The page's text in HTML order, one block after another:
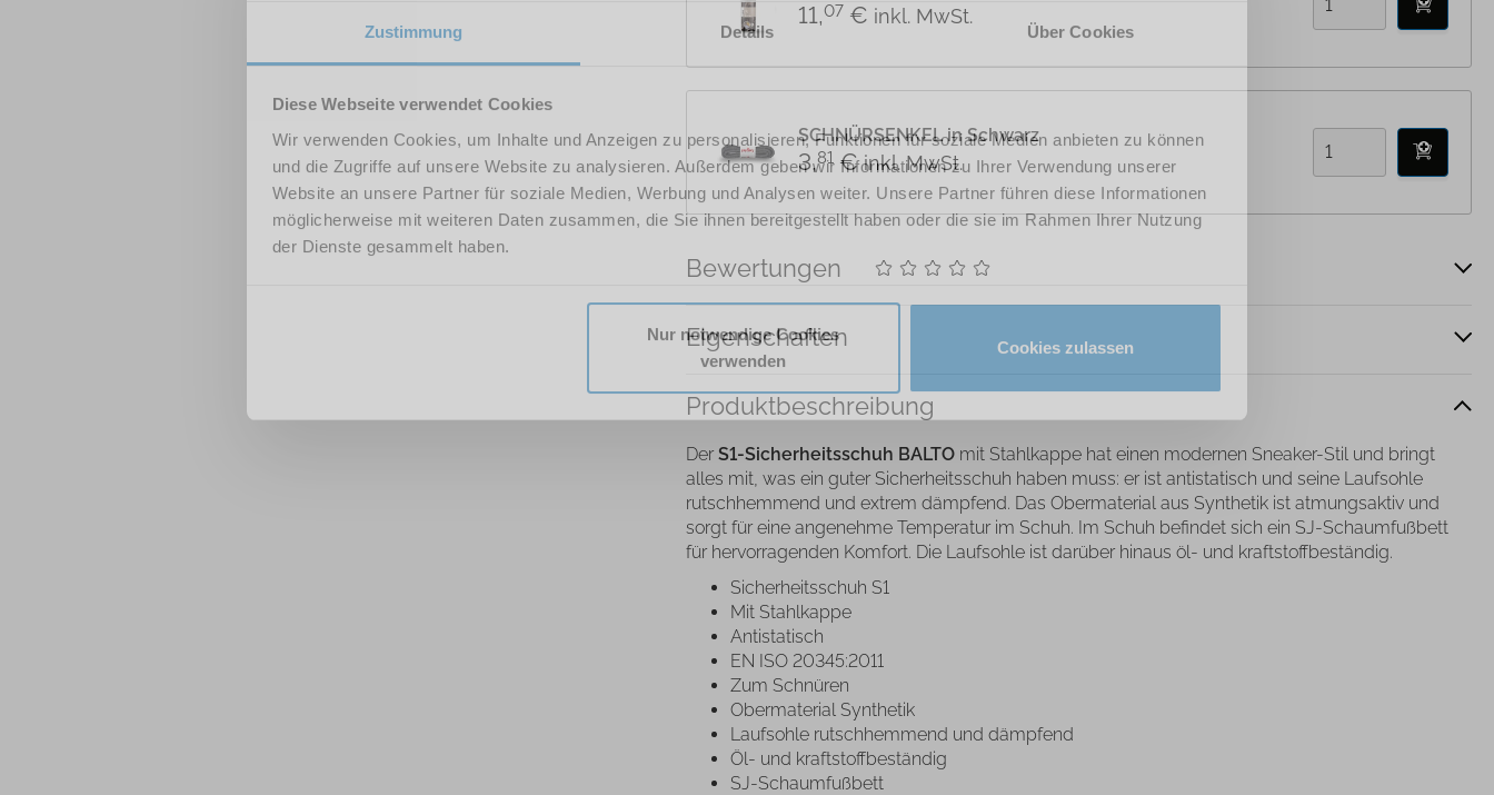
Zustimmung Details Über Cookies
Diese Webseite verwendet Cookies
Wir verwenden Cookies, um Inhalte und Anzeigen zu personalisieren, Funktionen für soziale Medien anbieten zu können
und die Zugriffe auf unsere Website zu analysieren. Außerdem geben wir Informationen zu Ihrer Verwendung unserer
Website an unsere Partner für soziale Medien, Werbung und Analysen weiter. Unsere Partner führen diese Informationen
möglicherweise mit weiteren Daten zusammen, die Sie ihnen bereitgestellt haben oder die sie im Rahmen Ihrer Nutzung
der Dienste gesammelt haben.
Nur notwendige Cookies
verwenden
Cookies zulassen
11,07€ inkl. MwSt.
SCHNÜRSENKEL in Schwarz
3,81€ inkl. MwSt.
Bewertungen
Eigenschaften
Produkt­beschreibung
DerS1-Sicherheitsschuh BALTOmit Stahlkappe hat einen modernen Sneaker-Stil und bringt
alles mit, was ein guter Sicherheitsschuh haben muss: er ist antistatisch und seine Laufsohle
rutschhemmend und extrem dämpfend. Das Obermaterial aus Synthetik ist atmungsaktiv und
sorgt für eine angenehme Temperatur im Schuh. Im Schuh befindet sich ein SJ-Schaumfußbett
für hervorragenden Komfort. Die Laufsohle ist darüber hinaus öl- und kraftstoffbeständig.
Sicherheitsschuh S1
Mit Stahlkappe
Antistatisch
EN ISO 20345:2011
Zum Schnüren
Obermaterial Synthetik
Laufsohle rutschhemmend und dämpfend
Öl- und kraftstoffbeständig
SJ-Schaumfußbett